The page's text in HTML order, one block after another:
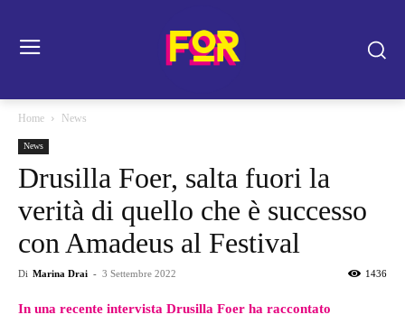
Home News
News
Drusilla Foer, salta fuori la
verità di quello che è successo
con Amadeus al Festival
Di Marina Drai - 3 Settembre 2022 1436
In una recente intervista Drusilla Foer ha raccontato